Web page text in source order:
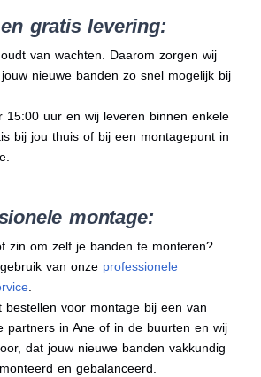
gratis levering:
van wachten. Daarom zorgen wij
nieuwe banden zo snel mogelijk bij
15:00 uur en wij leveren binnen enkele
bij jou thuis of bij een montagepunt in
montage:
zin om zelf je banden te monteren?
van onze professionele
.
bestellen voor montage bij een van
partners in Ane of in de buurten en wij
dat jouw nieuwe banden vakkundig
en gebalanceerd.